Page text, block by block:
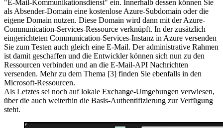
"E-Mail-Kommunikationsdienst" ein. Innerhalb dessen können Sie
als Absender-Domain eine kostenlose Azure-Subdomain oder die
eigene Domain nutzen. Diese Domain wird dann mit der Azure-
Communication-Services-Ressource verknüpft. In der zusätzlich
eingerichteten Communication-Services-Instanz in Azure versenden
Sie zum Testen auch gleich eine E-Mail. Der administrative Rahmen
ist damit geschaffen und die Entwickler können sich nun zu den
Ressourcen verbinden und an die E-Mail-API Nachrichten
versenden. Mehr zu dem Thema [3] finden Sie ebenfalls in den
Microsoft-Ressourcen.
Als Letztes sei noch auf lokale Exchange-Umgebungen verwiesen,
über die auch weiterhin die Basis-Authentifizierung zur Verfügung
steht.